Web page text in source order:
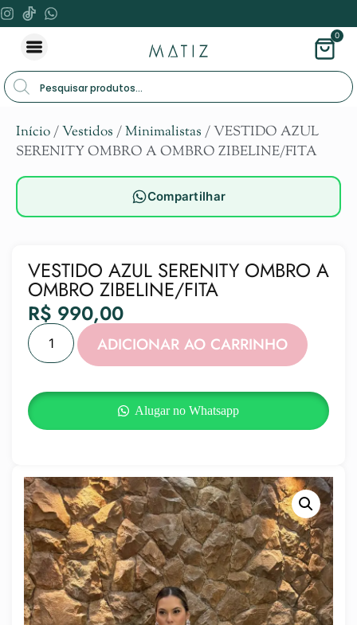
0
Início/Vestidos /Minimalistas / VESTIDO AZUL
SERENITY OMBRO A OMBRO ZIBELINE/FITA
Compartilhar
VESTIDO AZUL SERENITY OMBRO A
OMBRO ZIBELINE/FITA
R$ 990,00
ADICIONAR AO CARRINHO
Alugar no Whatsapp